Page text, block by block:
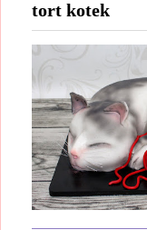
tort kotek